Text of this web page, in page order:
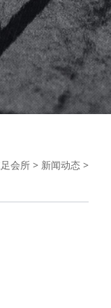
会所 > 新闻动态 >